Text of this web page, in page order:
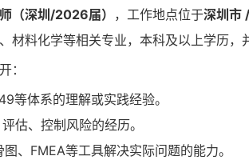
（深圳/2026届） ，工作地点位于深圳市
材料化学等相关专业，本科及以上学历，
：
等体系的理解或实践经验。
估、控制风险的经历。
、FMEA等工具解决实际问题的能力。